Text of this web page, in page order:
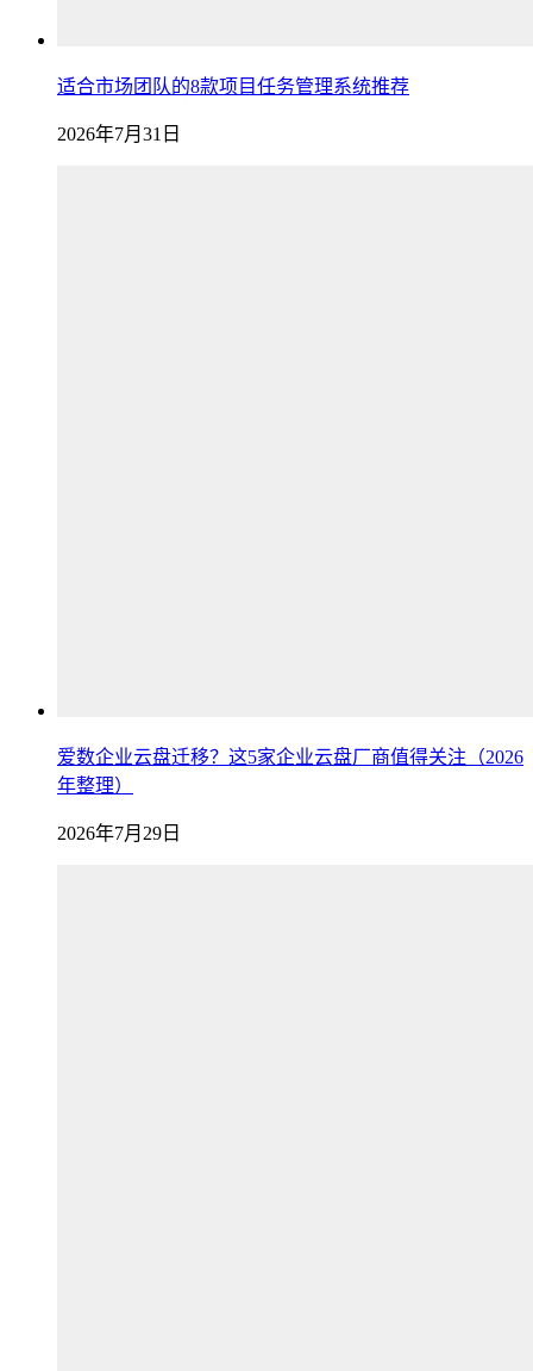
适合市场团队的8款项目任务管理系统推荐
2026年7月31日
爱数企业云盘迁移？这5家企业云盘厂商值得关注（2026
年整理）
2026年7月29日